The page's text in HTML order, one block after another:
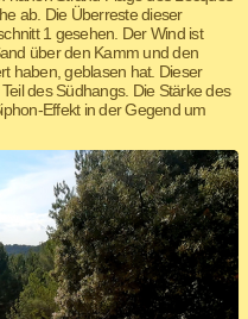
ab. Die Überreste dieser
1 gesehen. Der Wind ist
über den Kamm und den
haben, geblasen hat. Dieser
des Südhangs. Die Stärke des
Effekt in der Gegend um